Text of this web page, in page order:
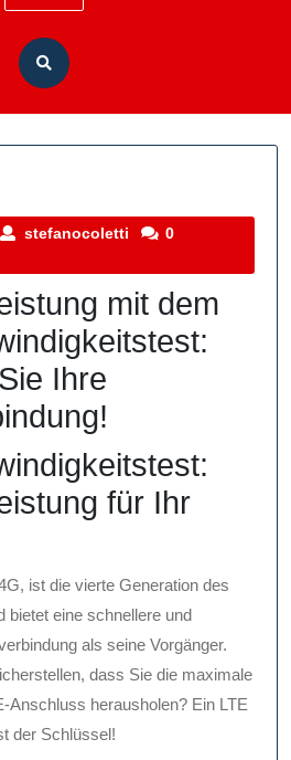
stefanocoletti stefanocoletti
0
mit dem
Ihre
für Ihr
ist die vierte Generation des
bietet eine schnellere und
als seine Vorgänger.
dass Sie die maximale
Anschluss herausholen? Ein LTE
der Schlüssel!